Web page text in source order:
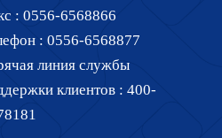
: 0556-6568866
: 0556-6568877
линия службы
клиентов : 400-